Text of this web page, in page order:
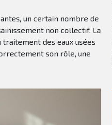
un certain nombre de
non collectif. La
des eaux usées
son rôle, une